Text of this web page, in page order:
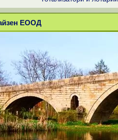
ЕООД
Проектиране